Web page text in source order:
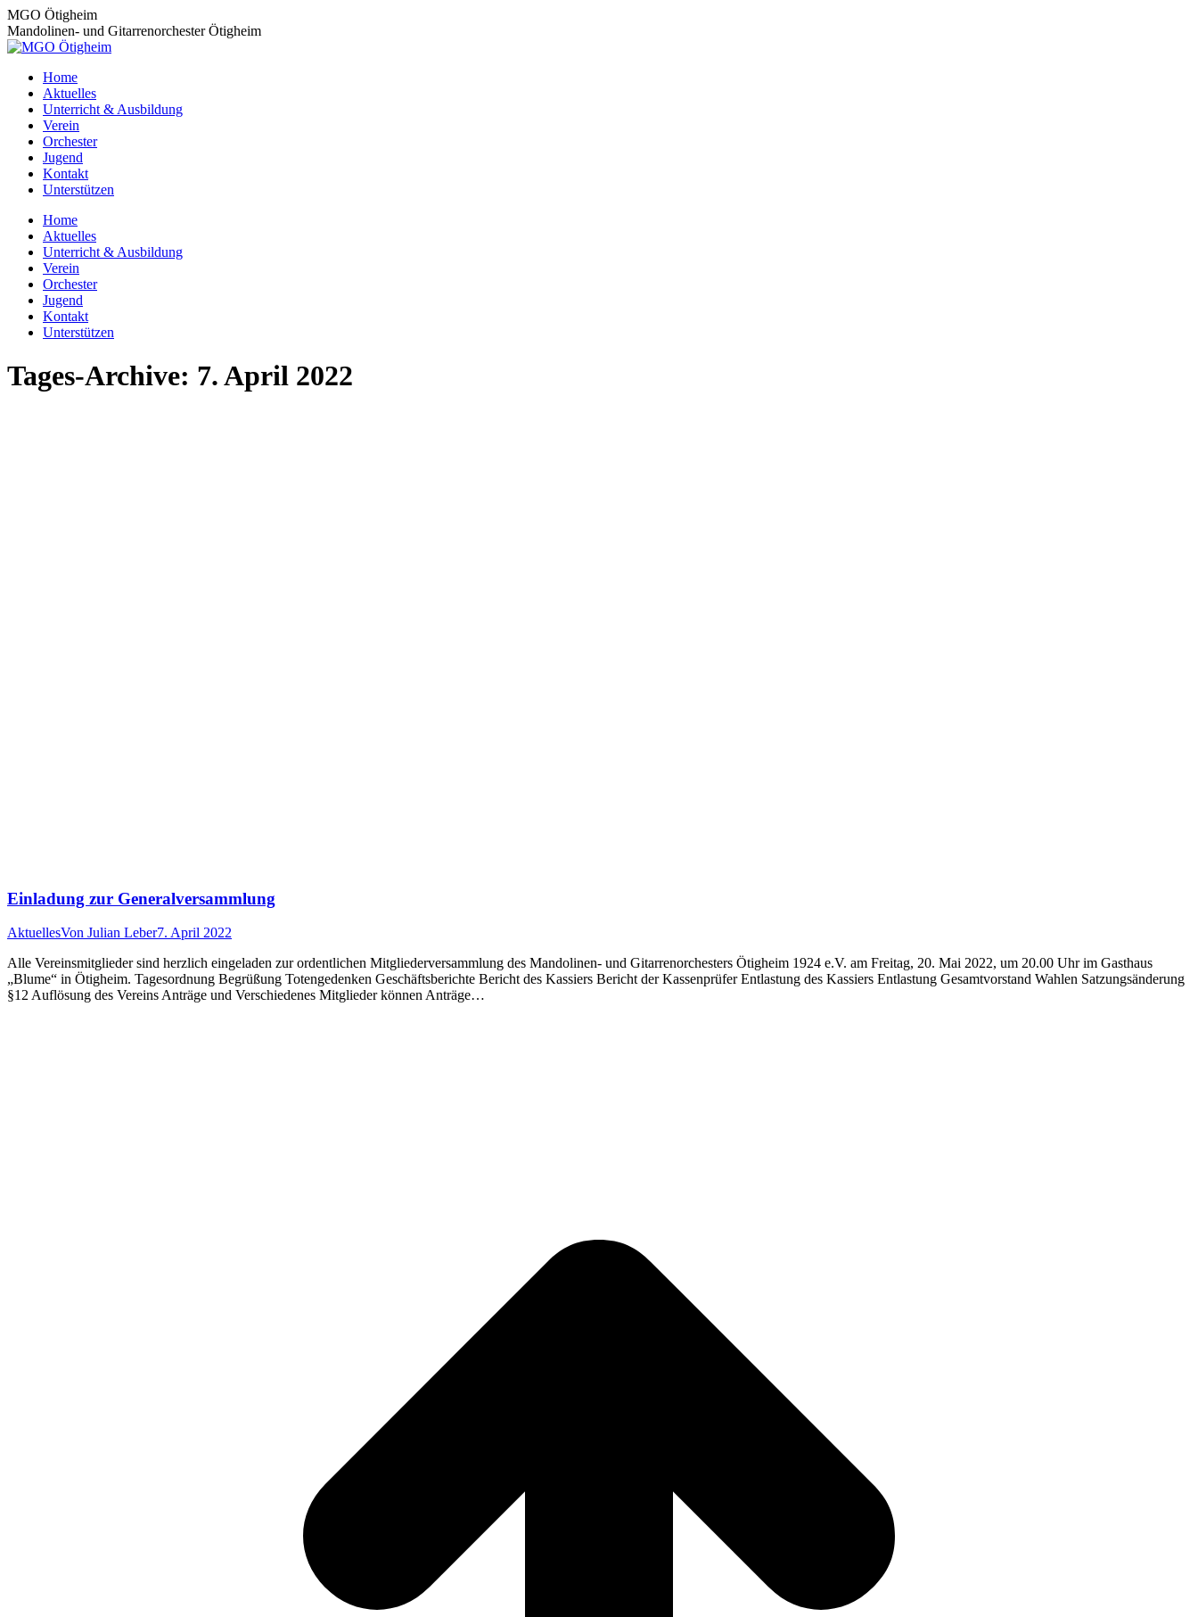
Zum
Inhalt
springen
MGO Ötigheim
Mandolinen- und Gitarrenorchester Ötigheim
Home
Aktuelles
Unterricht & Ausbildung
Verein
Orchester
Jugend
Kontakt
Unterstützen
Home
Aktuelles
Unterricht & Ausbildung
Verein
Orchester
Jugend
Kontakt
Unterstützen
Tages-Archive: 7. April 2022
Einladung zur Generalversammlung
AktuellesVon Julian Leber7. April 2022
Alle Vereinsmitglieder sind herzlich eingeladen zur ordentlichen Mitgliederversammlung des Mandolinen- und Gitarrenorchesters Ötigheim 1924 e.V. am Freitag, 20. Mai 2022, um 20.00 Uhr im Gasthaus
„Blume“ in Ötigheim. Tagesordnung Begrüßung Totengedenken Geschäftsberichte Bericht des Kassiers Bericht der Kassenprüfer Entlastung des Kassiers Entlastung Gesamtvorstand Wahlen Satzungsänderung
§12 Auflösung des Vereins Anträge und Verschiedenes Mitglieder können Anträge…